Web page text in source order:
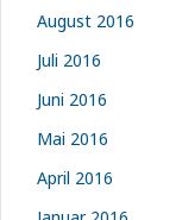
August 2016
Juli 2016
Juni 2016
Mai 2016
April 2016